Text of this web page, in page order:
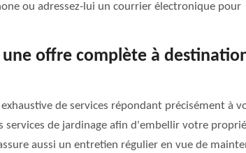
ou adressez-lui un courrier électronique pour
une offre complète à
de services répondant précisément à
services de jardinage afin d'embellir votre
aussi un entretien régulier en vue de